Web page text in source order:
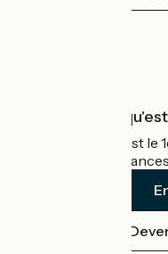
Accueil Vélo
Accueil Vélo c'est le
cyclistes en